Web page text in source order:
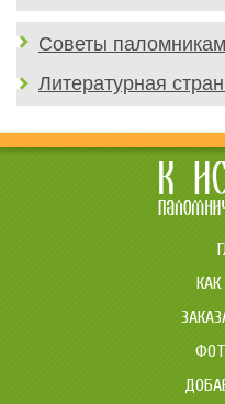
Советы паломникам
Литературная